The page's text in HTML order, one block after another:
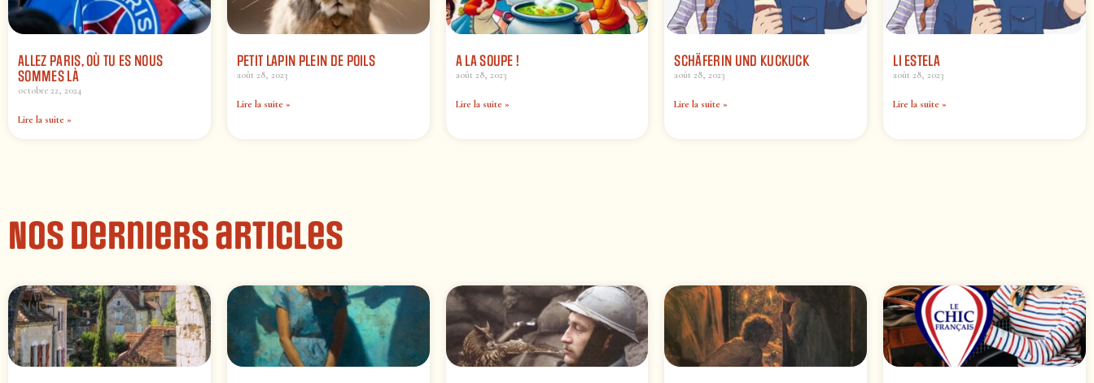
ALLEZ PARIS, OÙ TU ES NOUS
SOMMES LÀ
octobre 22, 2024
Lire la suite »
PETIT LAPIN PLEIN DE POILS
août 28, 2023
Lire la suite »
A LA SOUPE !
août 28, 2023
Lire la suite »
SCHÄFERIN UND KUCKUCK
août 28, 2023
Lire la suite »
LI ESTELA
août 28, 2023
Lire la suite »
Nos derniers articles